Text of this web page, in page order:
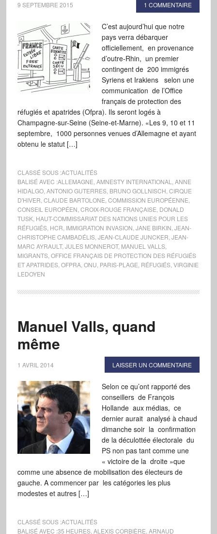
9 SEPTEMBRE 2015 1 COMMENTAIRE
C’est aujourd’hui que notre
pays verra débarquer
officiellement, en provenance
d’outre-Rhin, un premier
contingent de 200 immigrés
Syriens et Irakiens selon une
communication de l’Office
français de protection des
réfugiés et apatrides (Ofpra). Ils seront logés à
Champagne-sur-Seine (Seine-et-Marne). «Les 9, 10 et 11
septembre, 1000 personnes venues d’Allemagne et ayant
obtenu le statut […]
CLASSÉ SOUS :ACTUALITÉS
BALISÉ AVEC :ALLEMAGNE AMNESTY INTERNATIONAL
ANNE
HIDALGO, ANTONIO GUTERRES, BRUNO GOLLNISCH CIRQUE
D'HIVER CLAUDE BARTOLONE COMMISSION EUROPÉENNE
CONSEIL EUROPÉEN CROIX-ROUGE FRANÇAISE DONALD
TUSK, HAUT-COMMISSARIAT DES NATIONS UNIES POUR LES
RÉFUGIÉS, HCR IMMIGRATION INVASION JANE BIRKIN JEAN-
CHRISTOPHE CAMBADÉLIS, JEAN-CLAUDE JUNCKER JEAN-
MARC AYRAULT, JULES MONNEROT, MANUEL VALLS,
MIGRANTS, OFFICE FRANÇAIS DE PROTECTION DES RÉFUGIÉS
ET APATRIDES, OFPRA, ONU PARIS-PLAGE RÉFUGIÉS, VIRGINIE
LEDOYEN
Manuel Valls, quand
même
1 AVRIL 2014 LAISSER UN COMMENTAIRE
Selon ce qu’ont rapporté des
conseillers de François
Hollande aux médias, ce
dernier aurait analysé à chaud
dimanche soir la confirmation
de la déculottée électorale du
PS non pas tant comme une
« victoire de la droite »que
comme une absence de mobilisation des électeurs de
gauche. A commencer par les catégories les plus
modestes et autres […]
CLASSÉ SOUS :ACTUALITÉS
BALISÉ AVEC :35 HEURES, ALEXIS CORBIÈRE ARNAUD